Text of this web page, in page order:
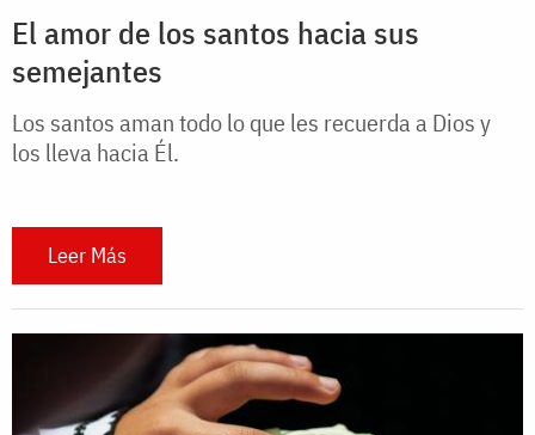
El amor de los santos hacia sus
semejantes
Los santos aman todo lo que les recuerda a Dios y
los lleva hacia Él.
Leer Más